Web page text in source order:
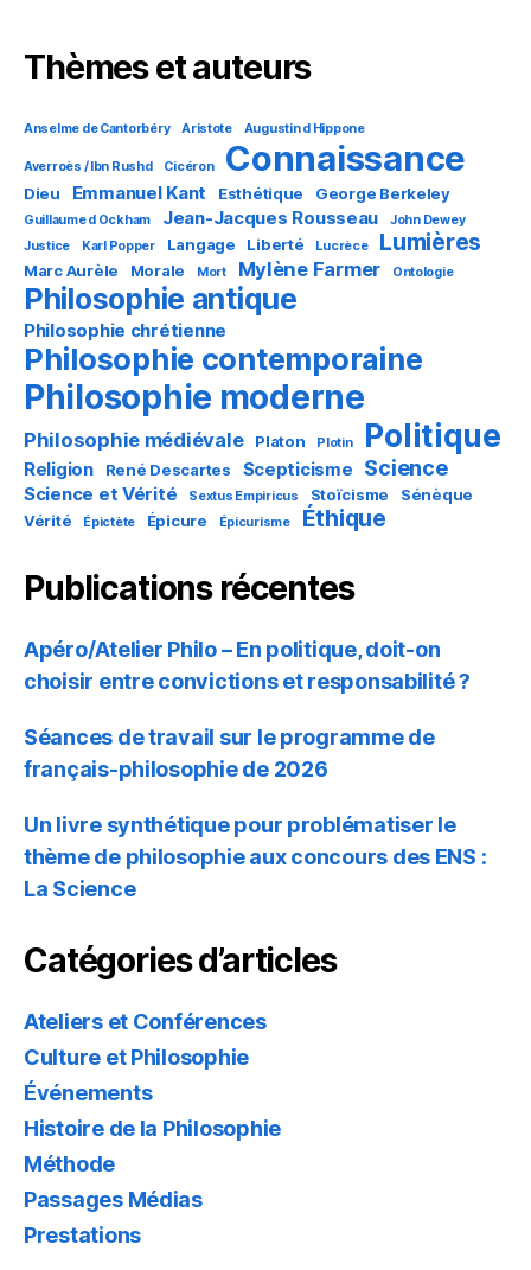
Thèmes et auteurs
Anselme de Cantorbéry Aristote Augustin d Hippone
Averroès / Ibn Rushd Cicéron Connaissance
Dieu Emmanuel Kant Esthétique George Berkeley
Guillaume d Ockham Jean-Jacques Rousseau
John Dewey
Justice
Karl Popper Langage Liberté Lucrèce Lumières
Marc Aurèle Morale Mort Mylène Farmer Ontologie
Philosophie antique
Philosophie chrétienne
Philosophie contemporaine
Philosophie moderne
Philosophie médiévale Platon Plotin Politique
Religion René Descartes Scepticisme Science
Science et Vérité Sextus Empiricus Stoïcisme
Sénèque
Vérité
Épictète Épicure Épicurisme Éthique
Publications récentes
Apéro/Atelier Philo – En politique, doit-on
choisir entre convictions et responsabilité ?
Séances de travail sur le programme de
français-philosophie de 2026
Un livre synthétique pour problématiser le
thème de philosophie aux concours des ENS :
La Science
Catégories d’articles
Ateliers et Conférences
Culture et Philosophie
Événements
Histoire de la Philosophie
Méthode
Passages Médias
Prestations